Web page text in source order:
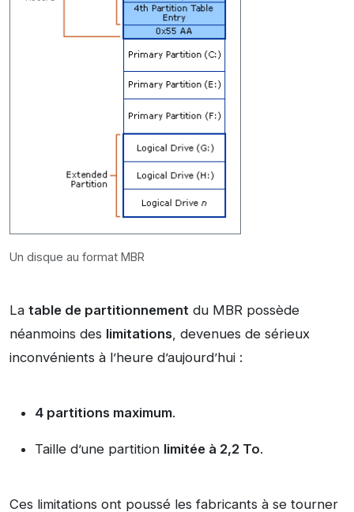
Un disque au format MBR
La table de partitionnement du MBR possède
néanmoins des limitations, devenues de sérieux
inconvénients à l’heure d’aujourd’hui :
4 partitions maximum.
Taille d’une partition limitée à 2,2 To.
Ces limitations ont poussé les fabricants à se tourner